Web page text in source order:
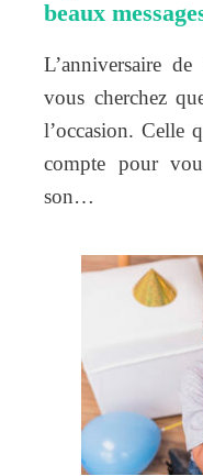
beaux
L’anniversaire
vous cherchez
l’occasion. Celle
compte pour
son…